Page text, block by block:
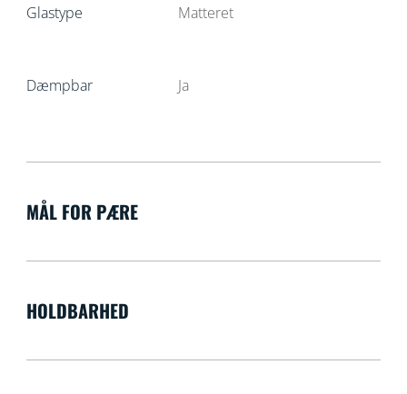
Glastype Matteret
Dæmpbar Ja
MÅL FOR PÆRE
HOLDBARHED